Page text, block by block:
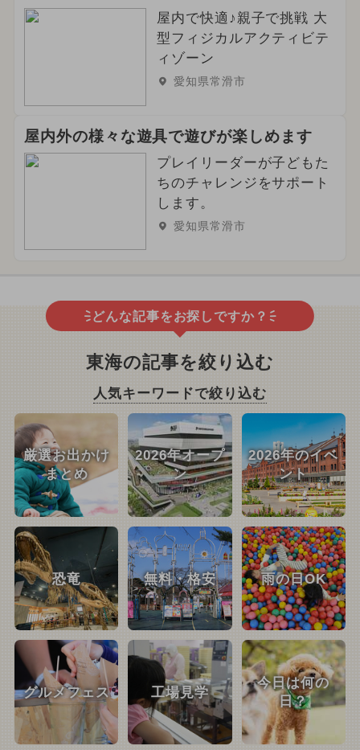
屋内で快適♪親子で挑戦 大
型フィジカルアクティビテ
ィゾーン
愛知県常滑市
屋内外の様々な遊具で遊びが楽しめます
プレイリーダーが子どもた
ちのチャレンジをサポート
します。
愛知県常滑市
どんな記事をお探しですか？
東海の記事を絞り込む
人気キーワードで絞り込む
厳選お出かけ
まとめ
2026年オープ
ン
2026年のイベ
ント
恐竜 無料・格安 雨の日OK
グルメフェス 工場見学
今日は何の
日？